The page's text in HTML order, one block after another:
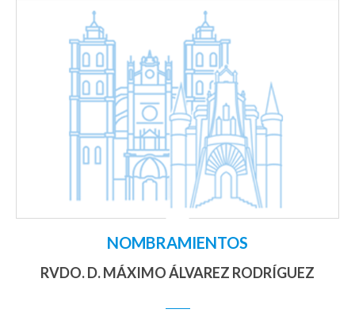
NOMBRAMIENTOS
RVDO. D. MÁXIMO ÁLVAREZ RODRÍGUEZ